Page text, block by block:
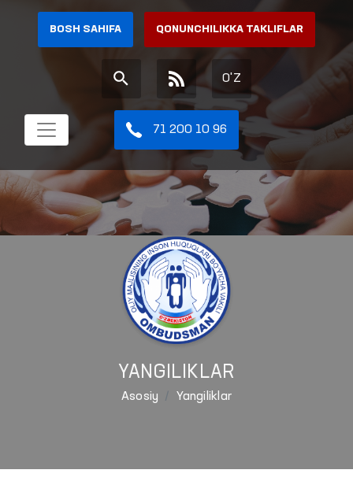
BOSH SAHIFA QONUNCHILIKKA TAKLIFLAR
O'Z
71 200 10 96
YANGILIKLAR
Asosiy Yangiliklar